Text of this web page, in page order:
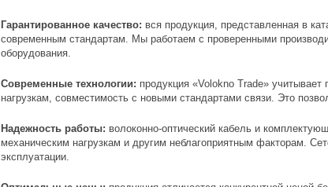
Гарантированное качество: вся продукция, представленная в
современным стандартам. Мы работаем с проверенными
оборудования.
Современные технологии: продукция «Volokno Trade»
нагрузкам, совместимость с новыми стандартами связи. Это
Надежность работы: волоконно-оптический кабель и
механическим нагрузкам и другим неблагоприятным факторам.
эксплуатации.